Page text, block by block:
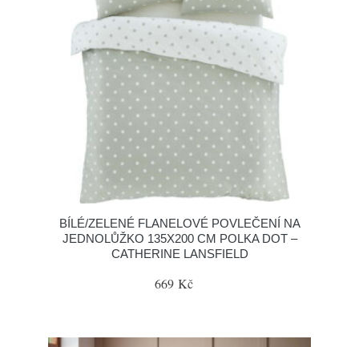
BÍLÉ/ZELENÉ FLANELOVÉ POVLEČENÍ NA
JEDNOLŮŽKO 135X200 CM POLKA DOT –
CATHERINE LANSFIELD
669 Kč